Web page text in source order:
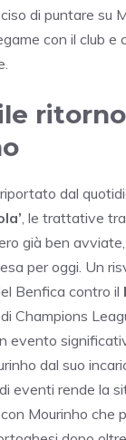
di puntare su
con il club e
dal
, le trattative
già ben
per oggi. Un
Benfica contro il
Champions
evento
dal suo
eventi rende la
Mourinho che